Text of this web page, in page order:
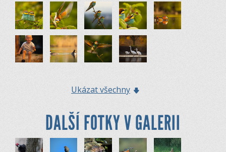
Ukázat všechny
DALŠÍ FOTKY V GALERII